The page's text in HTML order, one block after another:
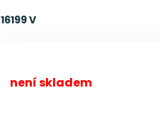
16199 V
není skladem